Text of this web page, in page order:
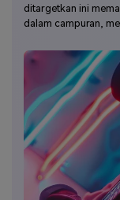
ditargetkan ini
dalam campuran,